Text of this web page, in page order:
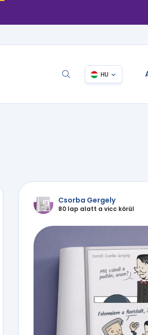
HU
Csorba Gergely
80 lap alatt a vicc körül